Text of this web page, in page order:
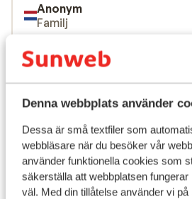
Denna webbplats använder
Dessa är små textfiler som
webbläsare när du besöker vår
använder funktionella cookies som
säkerställa att webbplatsen
väl. Med din tillåtelse använder vi
Anonym
Familj
Visa alla 1
Läge
Visa på